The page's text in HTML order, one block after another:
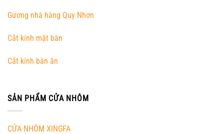
Gương nhà hàng Quy Nhơn
Cắt kính mặt bàn
Cắt kính bàn ăn
SẢN PHẨM CỬA NHÔM
CỬA NHÔM XINGFA